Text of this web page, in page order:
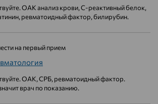
ОАК анализ крови, С-реактивный белок,
ревматоидный фактор, билирубин.
на первый прием
ОАК, СРБ, ревматоидный фактор.
врач по показанию.